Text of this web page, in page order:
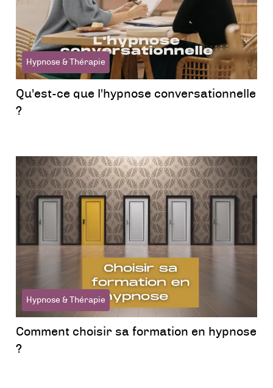
Hypnose & Thérapie
Qu'est-ce que l'hypnose conversationnelle
?
Hypnose & Thérapie
Comment choisir sa formation en hypnose
?